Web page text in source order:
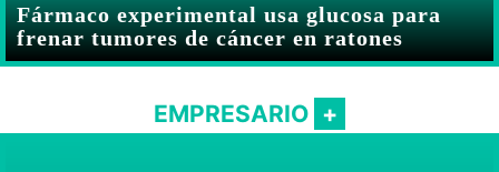
Fármaco experimental usa glucosa para
frenar tumores de cáncer en ratones
EMPRESARIO